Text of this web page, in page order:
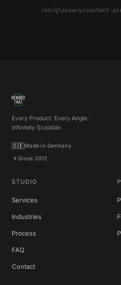
/en/glossary/content-
Every Product. Every Angle.
Infinitely Scalable.
🇩🇪Made in Germany
Since 2012
STUDIO
Services
Industries
Process
FAQ
Contact